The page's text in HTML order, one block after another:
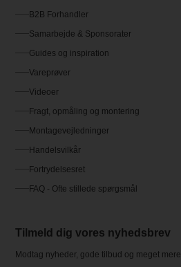
B2B Forhandler
Samarbejde & Sponsorater
Guides og inspiration
Vareprøver
Videoer
Fragt, opmåling og montering
Montagevejledninger
Handelsvilkår
Fortrydelsesret
FAQ - Ofte stillede spørgsmål
Tilmeld dig vores nyhedsbrev
Modtag nyheder, gode tilbud og meget mere